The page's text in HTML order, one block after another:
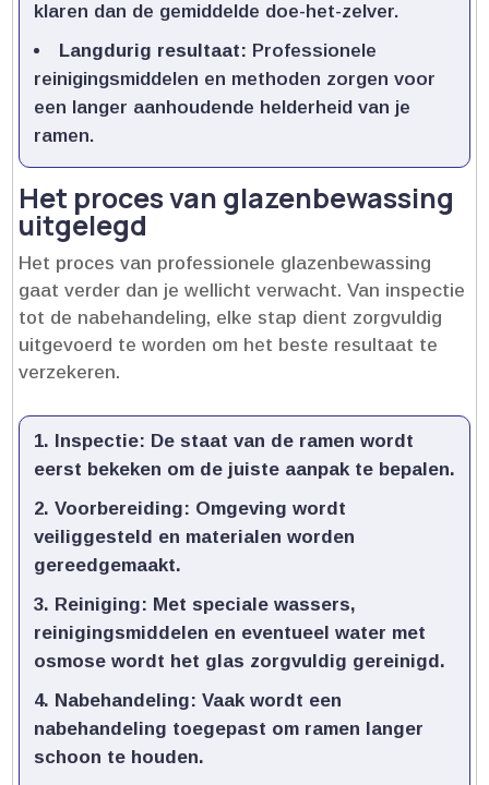
klaren dan de gemiddelde doe-het-zelver.​
Langdurig resultaat: Professionele
reinigingsmiddelen en methoden zorgen voor
een langer aanhoudende helderheid van je
ramen.​
Het proces van glazenbewassing
uitgelegd
Het proces van professionele glazenbewassing
gaat verder dan je wellicht verwacht.​ Van inspectie
tot de nabehandeling, elke stap dient zorgvuldig
uitgevoerd te worden om het beste resultaat te
verzekeren.​
Inspectie: De staat van de ramen wordt
eerst bekeken om de juiste aanpak te bepalen.​
Voorbereiding: Omgeving wordt
veiliggesteld en materialen worden
gereedgemaakt.​
Reiniging: Met speciale wassers,
reinigingsmiddelen en eventueel water met
osmose wordt het glas zorgvuldig gereinigd.​
Nabehandeling: Vaak wordt een
nabehandeling toegepast om ramen langer
schoon te houden.​